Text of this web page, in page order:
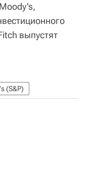
выпустят
(S&P)